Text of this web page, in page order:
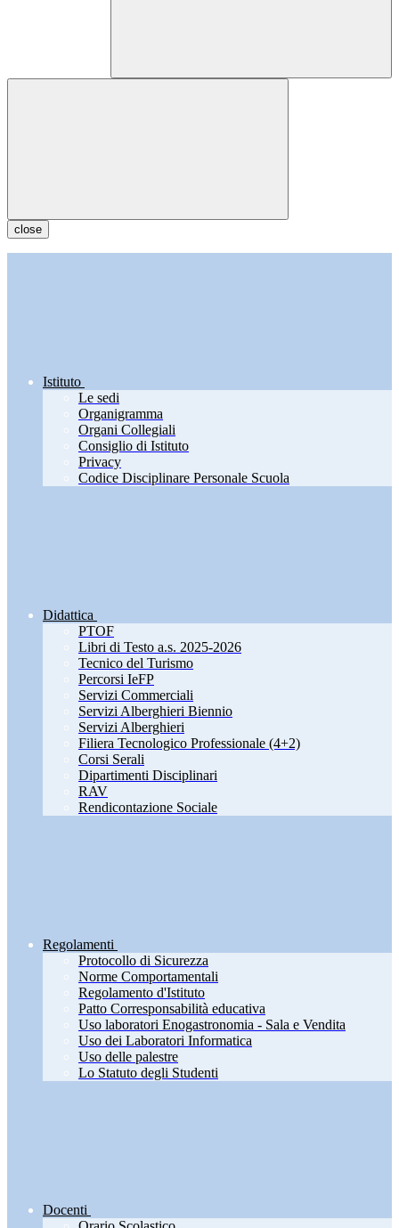
close
Istituto
Le sedi
Organigramma
Organi Collegiali
Consiglio di Istituto
Privacy
Codice Disciplinare Personale Scuola
Didattica
PTOF
Libri di Testo a.s. 2025-2026
Tecnico del Turismo
Percorsi IeFP
Servizi Commerciali
Servizi Alberghieri Biennio
Servizi Alberghieri
Filiera Tecnologico Professionale (4+2)
Corsi Serali
Dipartimenti Disciplinari
RAV
Rendicontazione Sociale
Regolamenti
Protocollo di Sicurezza
Norme Comportamentali
Regolamento d'Istituto
Patto Corresponsabilità educativa
Uso laboratori Enogastronomia - Sala e Vendita
Uso dei Laboratori Informatica
Uso delle palestre
Lo Statuto degli Studenti
Docenti